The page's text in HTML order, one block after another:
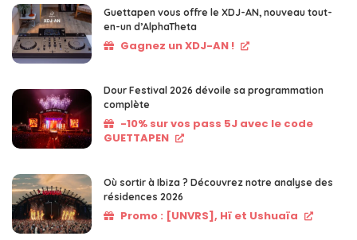
Guettapen vous offre le XDJ-AN, nouveau tout-
en-un d’AlphaTheta
Gagnez un XDJ-AN !
Dour Festival 2026 dévoile sa programmation
complète
-10% sur vos pass 5J avec le code
GUETTAPEN
Où sortir à Ibiza ? Découvrez notre analyse des
résidences 2026
Promo : [UNVRS], Hï et Ushuaïa